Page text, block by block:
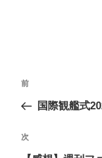
投
ナ
ビ
ゲ
前
の
稿
前
国際観艦式
次
の
次